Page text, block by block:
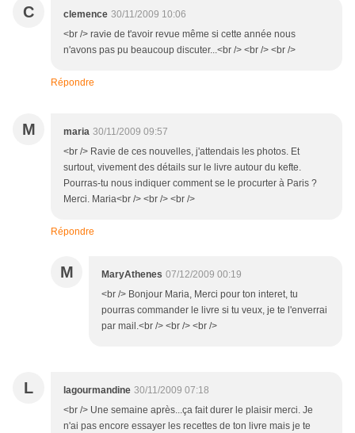
C clemence 30/11/2009 10:06
<br /> ravie de t'avoir revue même si cette année nous
n'avons pas pu beaucoup discuter...<br /> <br /> <br />
Répondre
M maria 30/11/2009 09:57
<br /> Ravie de ces nouvelles, j'attendais les photos. Et
surtout, vivement des détails sur le livre autour du kefte.
Pourras-tu nous indiquer comment se le procurter à Paris ?
Merci. Maria<br /> <br /> <br />
Répondre
M MaryAthenes 07/12/2009 00:19
<br /> Bonjour Maria, Merci pour ton interet, tu
pourras commander le livre si tu veux, je te l'enverrai
par mail.<br /> <br /> <br />
L lagourmandine 30/11/2009 07:18
<br /> Une semaine après...ça fait durer le plaisir merci. Je
n'ai pas encore essayer les recettes de ton livre mais je te